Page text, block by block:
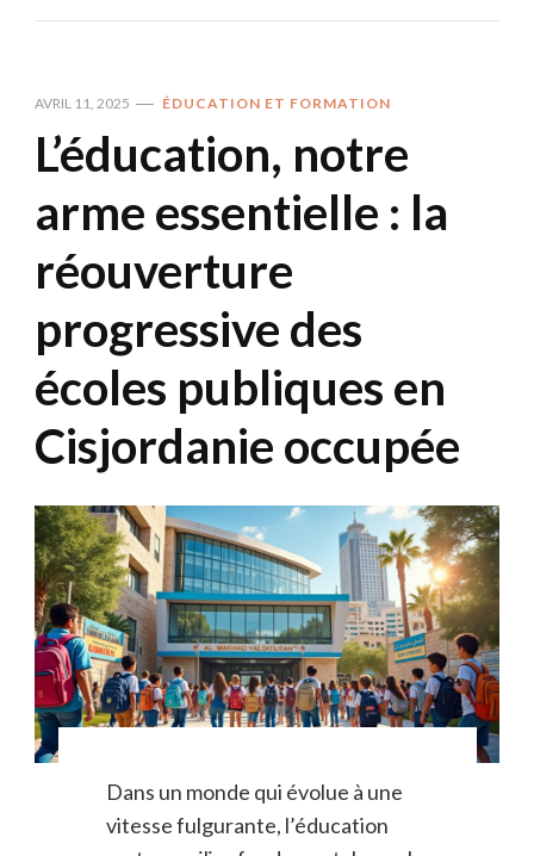
AVRIL 11, 2025 ÉDUCATION ET FORMATION
L’éducation, notre
arme essentielle : la
réouverture
progressive des
écoles publiques en
Cisjordanie occupée
Dans un monde qui évolue à une
vitesse fulgurante, l’éducation